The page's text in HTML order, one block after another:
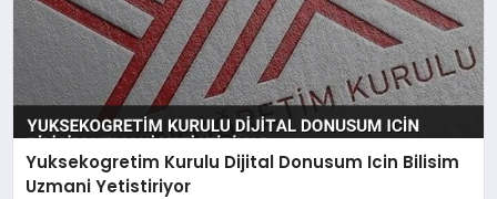
Yuksekogretim Kurulu Dijital Donusum Icin Bilisim
Uzmani Yetistiriyor